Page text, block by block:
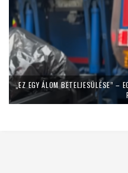
„EZ EGY ÁLOM BETELJESÜLÉSE” –